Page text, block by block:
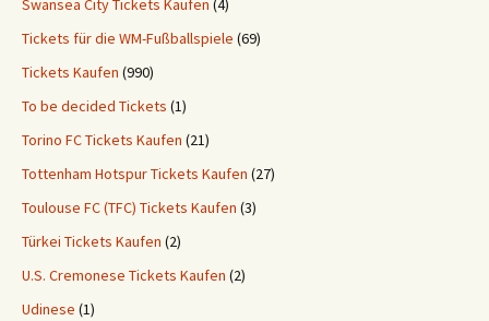
Swansea City Tickets Kaufen (4)
Tickets für die WM-Fußballspiele (69)
Tickets Kaufen (990)
To be decided Tickets (1)
Torino FC Tickets Kaufen (21)
Tottenham Hotspur Tickets Kaufen (27)
Toulouse FC (TFC) Tickets Kaufen (3)
Türkei Tickets Kaufen (2)
U.S. Cremonese Tickets Kaufen (2)
Udinese (1)